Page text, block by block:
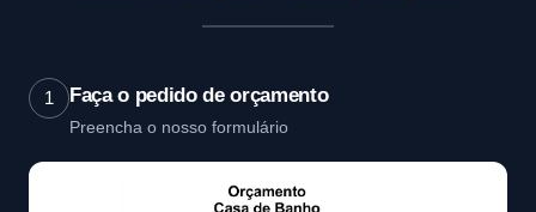
1 Faça o pedido de orçamento
Preencha o nosso formulário